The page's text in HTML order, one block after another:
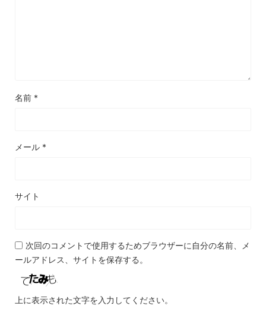
名前 *
メール *
サイト
次回のコメントで使用するためブラウザーに自分の名前、メ
ールアドレス、サイトを保存する。
上に表示された文字を入力してください。